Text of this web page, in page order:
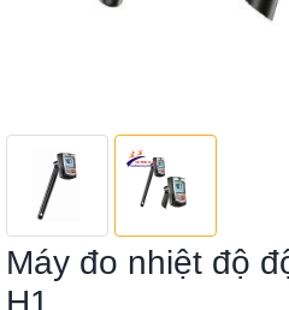
Máy đo nhiệt độ
H1